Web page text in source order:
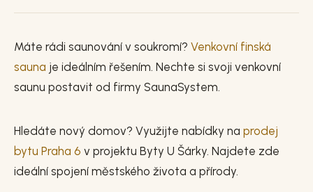
Máte rádi saunování v soukromí? Venkovní finská
sauna je ideálním řešením. Nechte si svoji venkovní
saunu postavit od firmy SaunaSystem.
Hledáte nový domov? Využijte nabídky na prodej
bytu Praha 6 v projektu Byty U Šárky. Najdete zde
ideální spojení městského života a přírody.